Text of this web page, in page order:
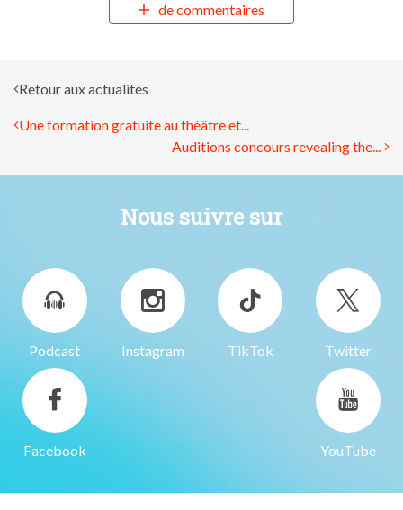
de commentaires
Retour aux actualités
Une formation gratuite au théâtre et...
Auditions concours revealing the...
Nous suivre sur
Podcast Instagram TikTok Twitter
Facebook YouTube